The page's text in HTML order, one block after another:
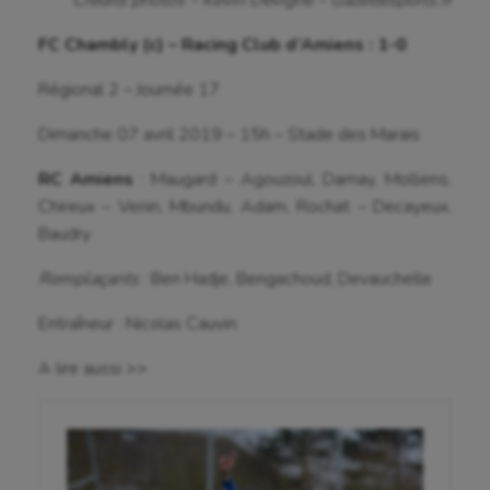
Cyclisme
Equitation
Escalade
Escrime
FC Chambly (c) – Racing Club d’Amiens : 1-0
Régional 2 – Journée 17
Dimanche 07 avril 2019 – 15h – Stade des Marais
RC Amiens : Maugard – Agouzoul, Damay, Molliens,
Chireux – Venin, Mbundu, Adam, Rochat – Decayeux,
Baudry
Remplaçants : Ben Hadje, Bengachoud, Devauchelle
Entraîneur : Nicolas Cauvin
A lire aussi >>